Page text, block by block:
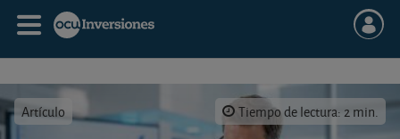
Artículo Tiempo de lectura: 2 min.